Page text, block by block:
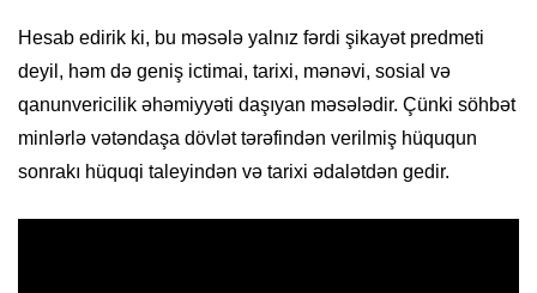
Hesab edirik ki, bu məsələ yalnız fərdi şikayət predmeti
deyil, həm də geniş ictimai, tarixi, mənəvi, sosial və
qanunvericilik əhəmiyyəti daşıyan məsələdir. Çünki söhbət
minlərlə vətəndaşa dövlət tərəfindən verilmiş hüququn
sonrakı hüquqi taleyindən və tarixi ədalətdən gedir.